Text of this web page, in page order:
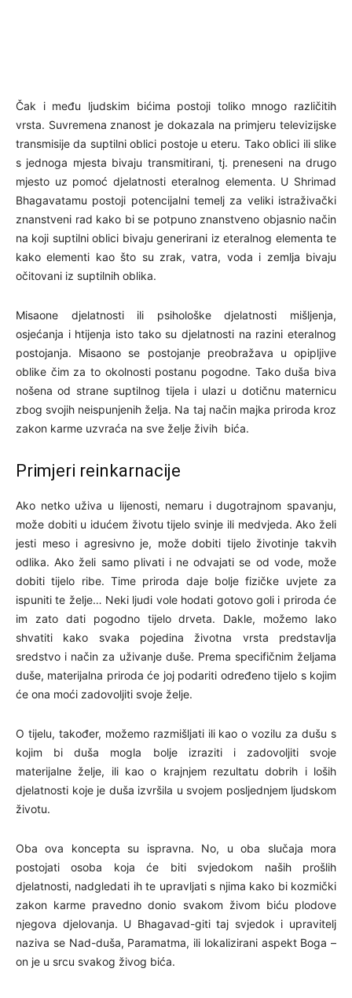
Čak i među ljudskim bićima postoji toliko mnogo različitih
vrsta. Suvremena znanost je dokazala na primjeru televizijske
transmisije da suptilni oblici postoje u eteru. Tako oblici ili slike
s jednoga mjesta bivaju transmitirani, tj. preneseni na drugo
mjesto uz pomoć djelatnosti eteralnog elementa. U Shrimad
Bhagavatamu postoji potencijalni temelj za veliki istraživački
znanstveni rad kako bi se potpuno znanstveno objasnio način
na koji suptilni oblici bivaju generirani iz eteralnog elementa te
kako elementi kao što su zrak, vatra, voda i zemlja bivaju
očitovani iz suptilnih oblika.
Misaone djelatnosti ili psihološke djelatnosti mišljenja,
osjećanja i htijenja isto tako su djelatnosti na razini eteralnog
postojanja. Misaono se postojanje preobražava u opipljive
oblike čim za to okolnosti postanu pogodne. Tako duša biva
nošena od strane suptilnog tijela i ulazi u dotičnu maternicu
zbog svojih neispunjenih želja. Na taj način majka priroda kroz
zakon karme uzvraća na sve želje živih bića.
Primjeri reinkarnacije
Ako netko uživa u lijenosti, nemaru i dugotrajnom spavanju,
može dobiti u idućem životu tijelo svinje ili medvjeda. Ako želi
jesti meso i agresivno je, može dobiti tijelo životinje takvih
odlika. Ako želi samo plivati i ne odvajati se od vode, može
dobiti tijelo ribe. Time priroda daje bolje fizičke uvjete za
ispuniti te želje… Neki ljudi vole hodati gotovo goli i priroda će
im zato dati pogodno tijelo drveta. Dakle, možemo lako
shvatiti kako svaka pojedina životna vrsta predstavlja
sredstvo i način za uživanje duše. Prema specifičnim željama
duše, materijalna priroda će joj podariti određeno tijelo s kojim
će ona moći zadovoljiti svoje želje.
O tijelu, također, možemo razmišljati ili kao o vozilu za dušu s
kojim bi duša mogla bolje izraziti i zadovoljiti svoje
materijalne želje, ili kao o krajnjem rezultatu dobrih i loših
djelatnosti koje je duša izvršila u svojem posljednjem ljudskom
životu.
Oba ova koncepta su ispravna. No, u oba slučaja mora
postojati osoba koja će biti svjedokom naših prošlih
djelatnosti, nadgledati ih te upravljati s njima kako bi kozmički
zakon karme pravedno donio svakom živom biću plodove
njegova djelovanja. U Bhagavad-giti taj svjedok i upravitelj
naziva se Nad-duša, Paramatma, ili lokalizirani aspekt Boga –
on je u srcu svakog živog bića.